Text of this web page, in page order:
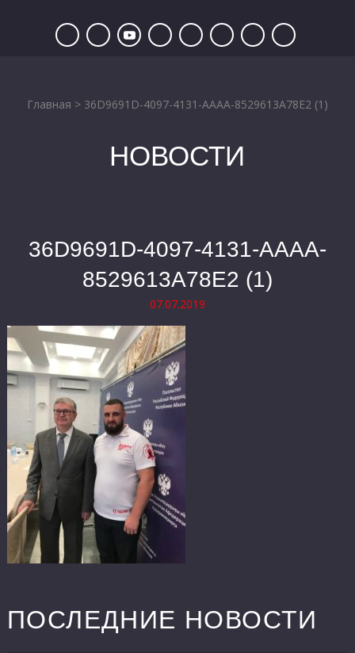
Главная > 36D9691D-4097-4131-AAAA-8529613A78E2 (1)
НОВОСТИ
36D9691D-4097-4131-AAAA-
8529613A78E2 (1)
07.07.2019
ПОСЛЕДНИЕ НОВОСТИ